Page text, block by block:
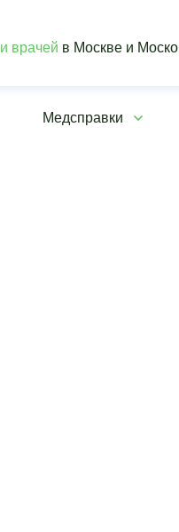
врачей в Москве и
Медсправки